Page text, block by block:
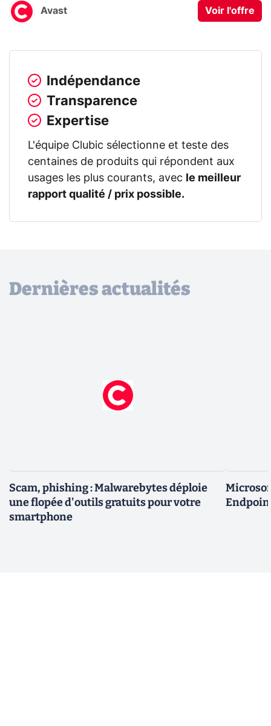
Avast Voir l'offre
Indépendance
Transparence
Expertise
L'équipe Clubic sélectionne et teste des
centaines de produits qui répondent aux
usages les plus courants, avec
le meilleur
rapport qualité / prix possible.
Dernières actualités
Scam, phishing : Malwarebytes déploie
une flopée d'outils gratuits pour votre
smartphone